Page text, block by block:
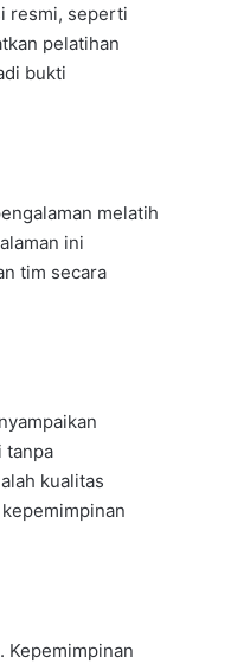
resmi, seperti
pelatihan
bukti
melatih
ini
tim secara
tanpa
kualitas
Kepemimpinan